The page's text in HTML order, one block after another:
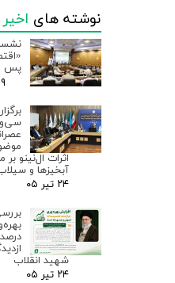
نوشته های اخیر
پس
۲۹
اثرات ال‌نینو
آبخیزها و
۲۴ تیر ۰۵
شهید انقلاب
۲۴ تیر ۰۵